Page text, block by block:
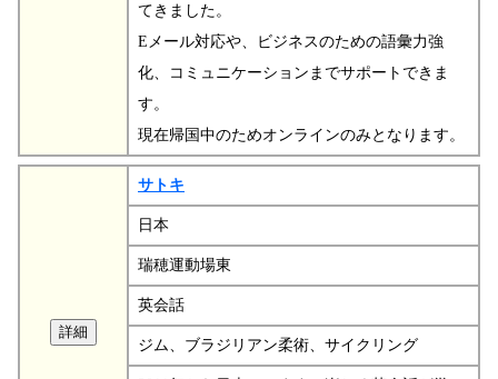
てきました。
Eメール対応や、ビジネスのための語彙力強
化、コミュニケーションまでサポートできま
す。
現在帰国中のためオンラインのみとなります。
サトキ
日本
瑞穂運動場東
英会話
ジム、ブラジリアン柔術、サイクリング